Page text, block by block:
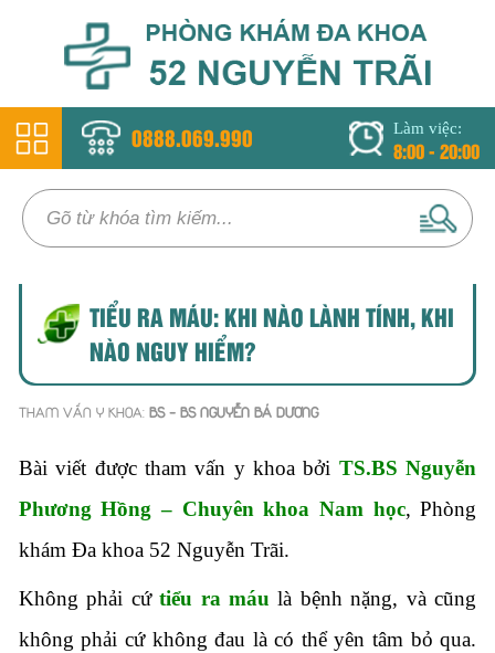
0888.069.990 Làm việc:
8:00 - 20:00
TIỂU RA MÁU: KHI NÀO LÀNH TÍNH, KHI
NÀO NGUY HIỂM?
THAM VẤN Y KHOA: BS - BS NGUYỄN BÁ DƯƠNG
Bài viết được tham vấn y khoa bởi TS.BS Nguyễn
Phương Hồng – Chuyên khoa Nam học, Phòng
khám Đa khoa 52 Nguyễn Trãi.
Không phải cứtiểu ra máu là bệnh nặng, và cũng
không phải cứ không đau là có thể yên tâm bỏ qua.